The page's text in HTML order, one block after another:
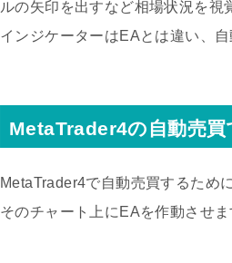
ルの矢印を出すなど相場状況を視
インジケーターはEAとは違い、自
MetaTrader4の自動売買
MetaTrader4で自動売買するため
そのチャート上にEAを作動させま